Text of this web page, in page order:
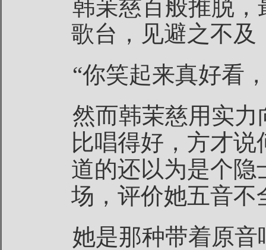
韩茉慈百般推脱
歌台，见避之不及
“你笑起来真好看
然而韩茉慈用实
比唱得好，方才
道的还以为是个隐
场，评价她五音不
她是那种带着原